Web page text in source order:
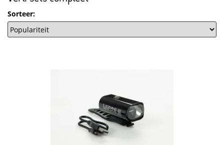
Sorteer: